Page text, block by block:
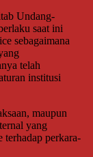
Undang-
saat ini
sebagaimana
telah
institusi
maupun
yang
terhadap perkara-